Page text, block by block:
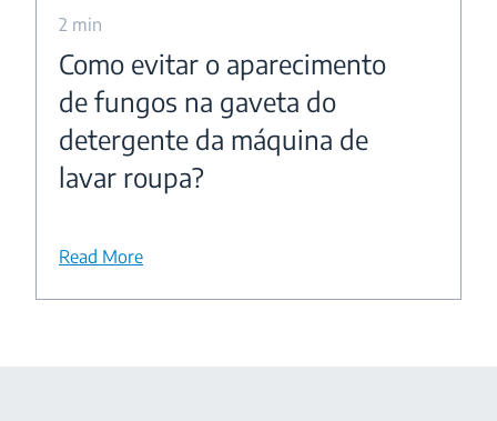
2 min
Como evitar o aparecimento
de fungos na gaveta do
detergente da máquina de
lavar roupa?
Read More